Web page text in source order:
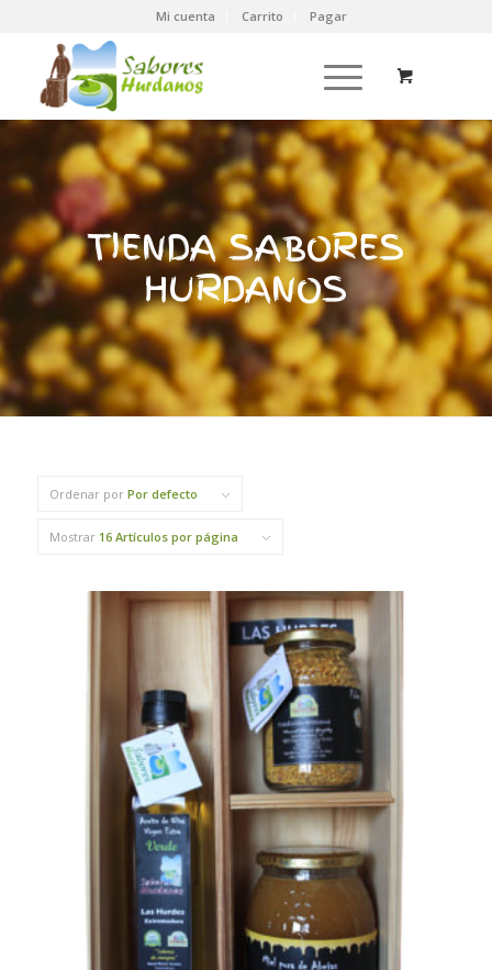
Mi cuenta Carrito Pagar
TIENDA SABORES
HURDANOS
Ordenar por Por defecto
Mostrar 16 Artículos por página